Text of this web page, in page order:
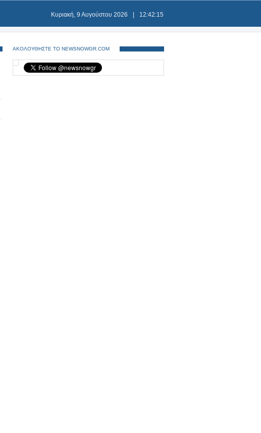
Κυριακή, 9 Αυγούστου 2026 12:42:16
ΑΚΟΛΟΥΘΗΣΤΕ ΤΟ NEWSNOWGR.COM